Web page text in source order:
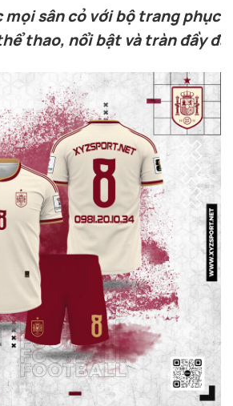
sân cỏ với bộ trang phục
thao, nổi bật và tràn đầy